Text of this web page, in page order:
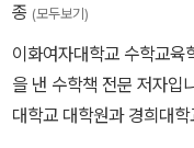
종 (모두보기)
이화여자대학교 수학교
을 낸 수학책 전문 저자입
대학교 대학원과 경희대